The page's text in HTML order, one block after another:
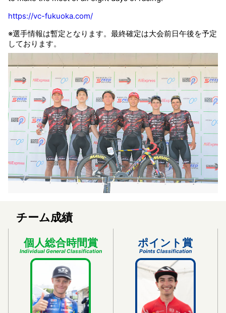
https://vc-fukuoka.com/
※選手情報は暫定となります。最終確定は大会前日午後を予定
しております。
チーム成績
個人総合時間賞
Individual General Classification
ポイント賞
Points Classification